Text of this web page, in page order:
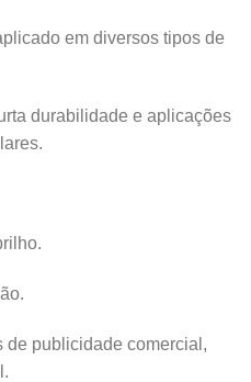
em diversos tipos de
durabilidade e aplicações
de publicidade comercial,